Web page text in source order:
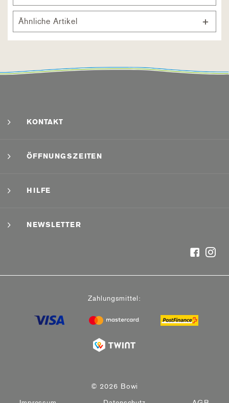
Ähnliche Artikel
KONTAKT
ÖFFNUNGSZEITEN
HILFE
NEWSLETTER
© 2026 Bowi
Zahlungsmittel: